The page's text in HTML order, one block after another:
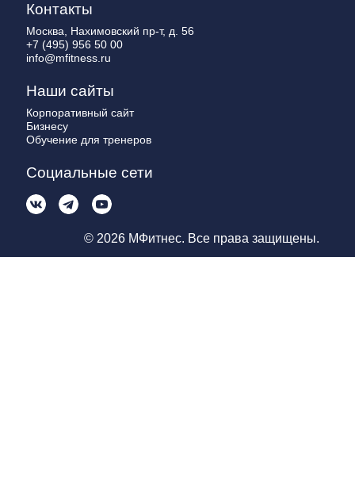
Контакты
Москва, Нахимовский пр-т, д. 56
+7 (495) 956 50 00
info@mfitness.ru
Наши сайты
Корпоративный сайт
Бизнесу
Обучение для тренеров
Социальные сети
© 2026 МФитнес. Все права защищены.